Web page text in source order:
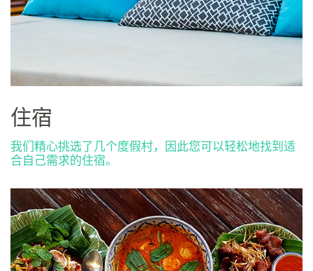
住宿
我们精心挑选了几个度假村，因此您可以轻松地找到适
合自己需求的住宿。